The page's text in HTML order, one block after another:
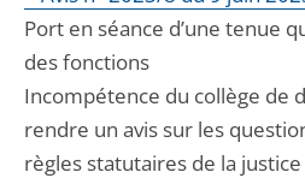
Port en séance d’une tenue
des fonctions
Incompétence du collège de
rendre un avis sur les
règles statutaires de la